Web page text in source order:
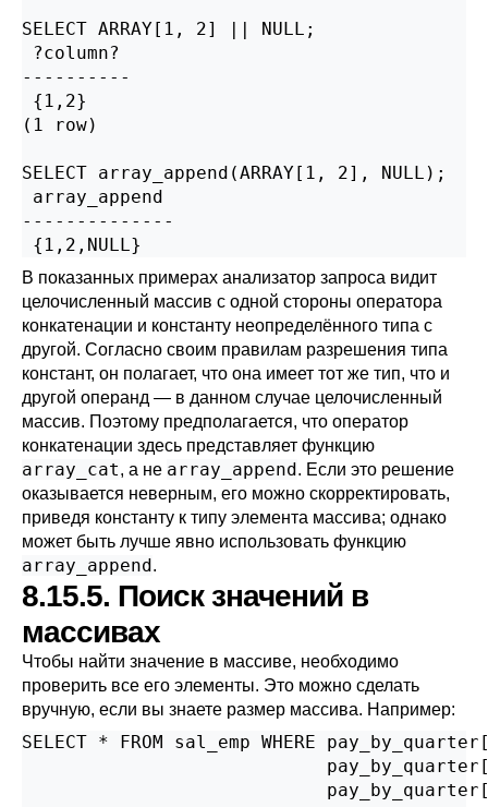
SELECT ARRAY[1, 2] || NULL;                --
?column?
----------
{1,2}
(1 row)
SELECT array_append(ARRAY[1, 2], NULL);
array_append
--------------
{1,2,NULL}
В показанных примерах анализатор запроса видит
целочисленный массив с одной стороны оператора
конкатенации и константу неопределённого типа с
другой. Согласно своим правилам разрешения типа
констант, он полагает, что она имеет тот же тип, что и
другой операнд — в данном случае целочисленный
массив. Поэтому предполагается, что оператор
конкатенации здесь представляет функцию
array_cat, а не array_append. Если это решение
оказывается неверным, его можно скорректировать,
приведя константу к типу элемента массива; однако
может быть лучше явно использовать функцию
array_append.
8.15.5. Поиск значений в
массивах
Чтобы найти значение в массиве, необходимо
проверить все его элементы. Это можно сделать
вручную, если вы знаете размер массива. Например:
SELECT * FROM sal_emp WHERE